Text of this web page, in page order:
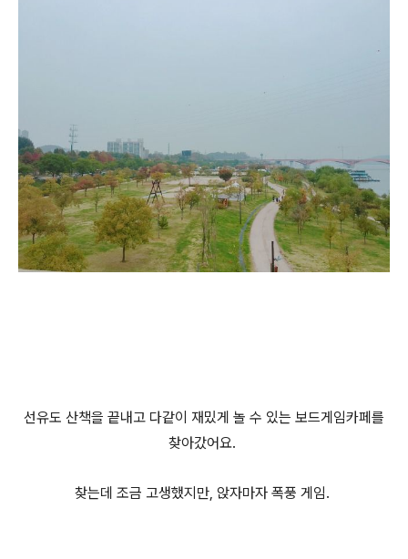
선유도 산책을 끝내고 다같이 재밌게 놀 수 있는 보드게임카페를
찾아갔어요.
찾는데 조금 고생했지만, 앉자마자 폭풍 게임.